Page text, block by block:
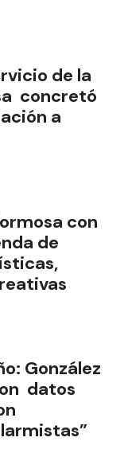
de la
concretó
a
con
de
González
datos